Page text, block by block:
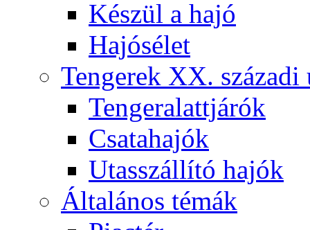
Készül a hajó
Hajósélet
Tengerek XX. századi
Tengeralattjárók
Csatahajók
Utasszállító hajók
Általános témák